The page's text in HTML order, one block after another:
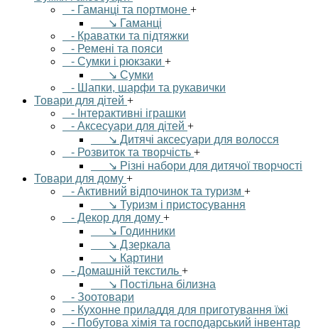
- Гаманці та портмоне +
↘ Гаманці
- Краватки та підтяжки
- Ремені та пояси
- Сумки і рюкзаки +
↘ Сумки
- Шапки, шарфи та рукавички
Товари для дітей +
- Інтерактивні іграшки
- Аксесуари для дітей +
↘ Дитячі аксесуари для волосся
- Розвиток та творчість +
↘ Різні набори для дитячої творчості
Товари для дому +
- Активний відпочинок та туризм +
↘ Туризм і пристосування
- Декор для дому +
↘ Годинники
↘ Дзеркала
↘ Картини
- Домашній текстиль +
↘ Постільна білизна
- Зоотовари
- Кухонне приладдя для приготування їжі
- Побутова хімія та господарський інвентар